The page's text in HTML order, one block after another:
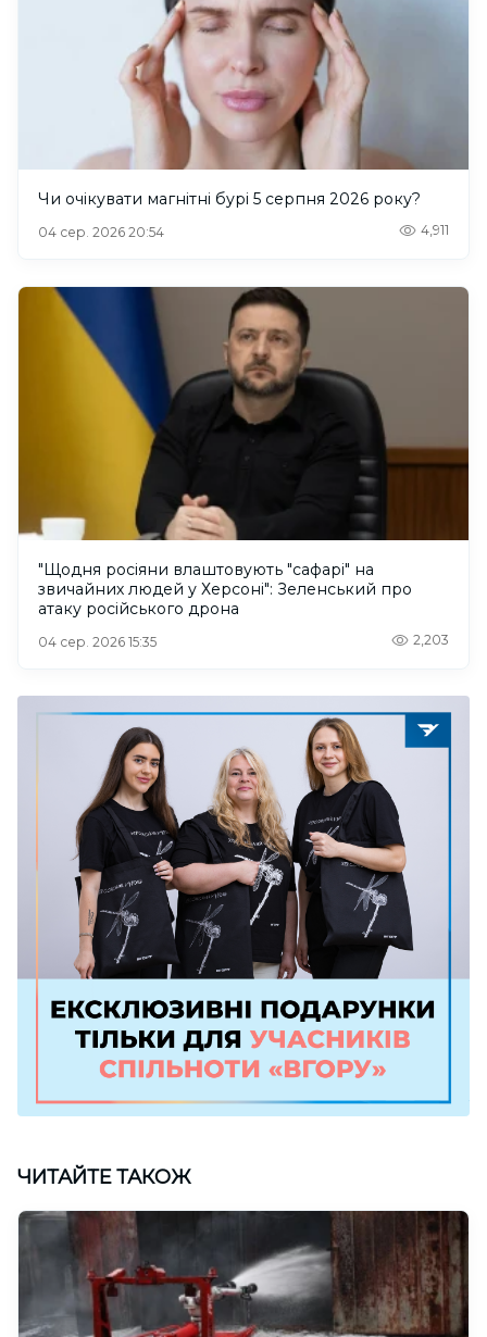
Чи очікувати магнітні бурі 5 серпня 2026 року?
04 сер. 2026 20:54 4,911
"Щодня росіяни влаштовують "сафарі" на
звичайних людей у Херсоні": Зеленський про
атаку російського дрона
04 сер. 2026 15:35 2,203
ЧИТАЙТЕ ТАКОЖ